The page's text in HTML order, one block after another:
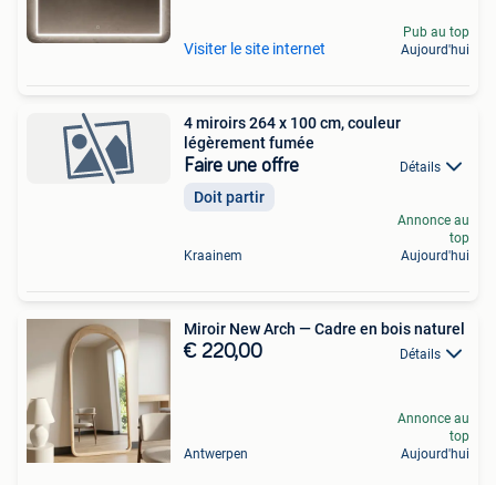
Visiter le site internet
Pub au top
Aujourd'hui
4 miroirs 264 x 100 cm, couleur
légèrement fumée
Faire une offre Détails
Doit partir
Kraainem
Annonce au
top
Aujourd'hui
Miroir New Arch — Cadre en bois naturel
€ 220,00 Détails
Antwerpen
Annonce au
top
Aujourd'hui